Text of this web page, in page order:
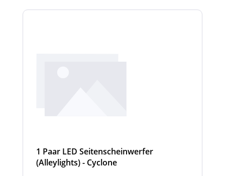
1 Paar LED Seitenscheinwerfer
(Alleylights) - Cyclone